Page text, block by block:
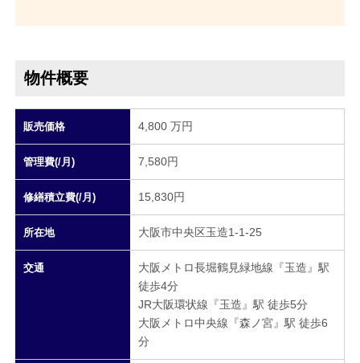
物件概要
販売価格 4,800 万円
管理費(/月) 7,580円
修繕積立費(/月) 15,830円
所在地 大阪市中央区玉造1-1-25
交通
大阪メトロ長堀鶴見緑地線『玉造』駅
徒歩4分
JR大阪環状線『玉造』駅 徒歩5分
大阪メトロ中央線『森ノ宮』駅 徒歩6
分